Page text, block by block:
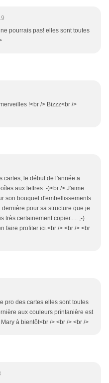
pourrais pas! elles sont toutes
!<br /> Bizzz<br />
cartes, le début de l'année a
aux lettres :-)<br /> J'aime
son bouquet d'embellissements
pour sa structure que je
très certainement copier..... ;-)
faire profiter ici.<br /> <br /> <br
pro des cartes elles sont toutes
aux couleurs printanière est
à bientôt<br /> <br /> <br />